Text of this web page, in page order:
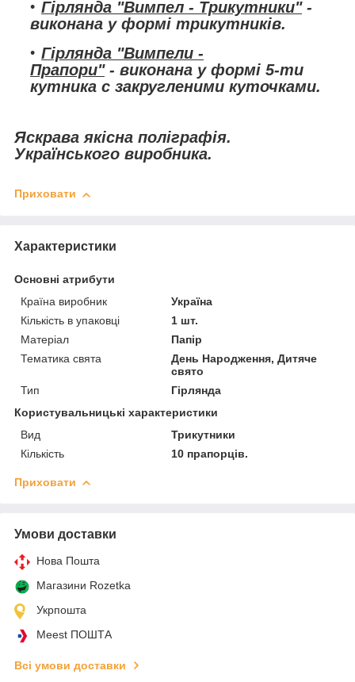
Гірлянда "Вимпел - Трикутники"-
виконана у формі трикутників.
Гірлянда "Вимпели -
Прапори"- виконана у формі 5-ти
кутника с закругленими куточками.
Яскрава якісна поліграфія.
Українського виробника.
Приховати
Характеристики
Основні атрибути
Країна виробник
Україна
Кількість в упаковці
1 шт.
Матеріал
Папір
Тематика свята
День Народження, Дитяче
свято
Тип
Гірлянда
Користувальницькі характеристики
Вид
Трикутники
Кількість
10 прапорців.
Приховати
Умови доставки
Нова Пошта
Магазини Rozetka
Укрпошта
Meest ПОШТА
Всі умови доставки